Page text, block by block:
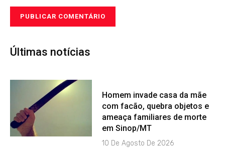
Últimas notícias
Homem invade casa da mãe
com facão, quebra objetos e
ameaça familiares de morte
em Sinop/MT
10 De Agosto De 2026